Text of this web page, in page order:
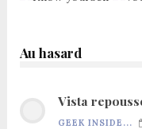
Au hasard
Vista
GEEK INSIDE...